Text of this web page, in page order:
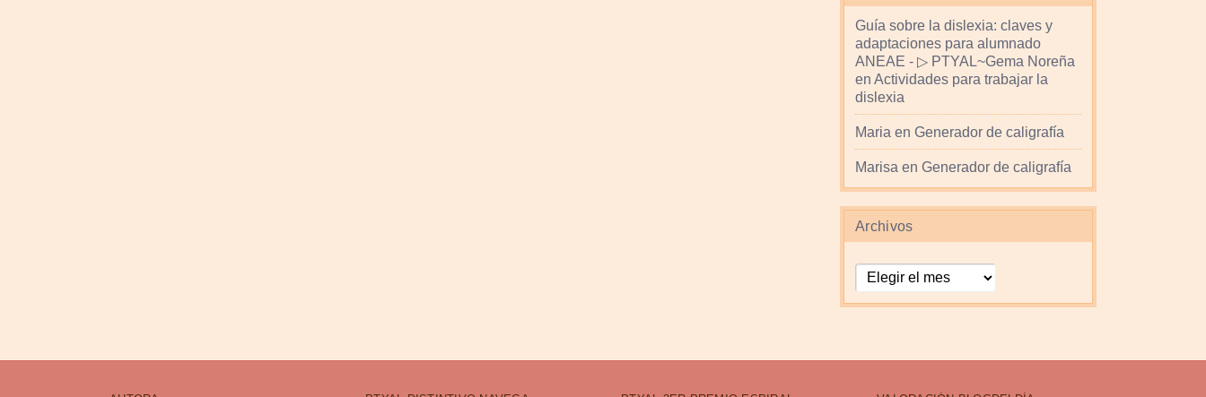
Guía sobre la dislexia: claves y
adaptaciones para alumnado
ANEAE - ▷ PTYAL~Gema Noreña
en Actividades para trabajar la
dislexia
Maria en Generador de caligrafía
Marisa en Generador de caligrafía
Archivos
Archivos